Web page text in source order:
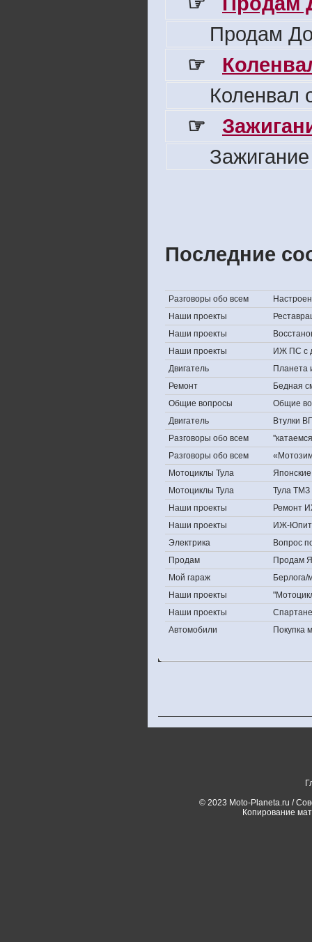
Продам
☞
Коленвал
☞
Последние
Разговоры обо всем
Наши проекты
Наши проекты
Наши проекты
ИЖ ПС с
Двигатель
Планета
Ремонт
Бедная
Общие вопросы
Общие
Двигатель
Втулки
Разговоры обо всем
Разговоры обо всем
Мотоциклы Тула
Мотоциклы Тула
Тула ТМЗ
Наши проекты
Ремонт
Наши проекты
ИЖ-
Электрика
Вопрос
Продам
Продам
Мой гараж
Берлога/
Наши проекты
Наши проекты
Автомобили
Покупка
© 2023 Moto-Planeta.ru /
Копирование